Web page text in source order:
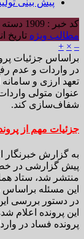
پیش بینی تولید ۹۰ هزار تن کره تا پایان
کد خبر : 1909 دسته
مطالب ویژه تاریخ انتشار :
–
×
+
براساس جزئیات
در واردات و عدم
تعهد ارزی و
عنوان متولی
شفاف‌سازی کند.
جزئیات مهم از
به گزارش خبرنگار
پیش گزارشی در
منتشر شد، ستاد
این مسئله
در دستور بررسی
این پرونده اعلام
پرونده فساد در